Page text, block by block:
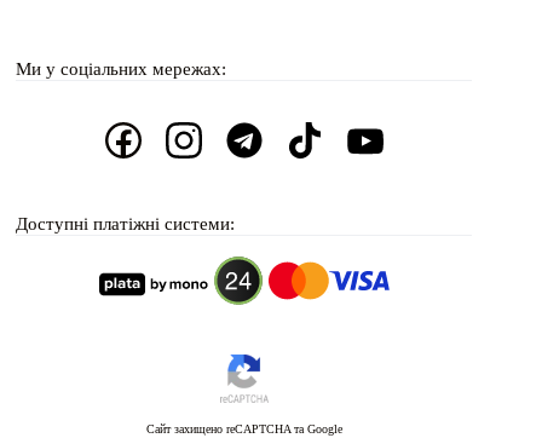
Ми у соціальних мережах:
Сайт захищено reCAPTCHA та Google
Доступні платіжні системи: